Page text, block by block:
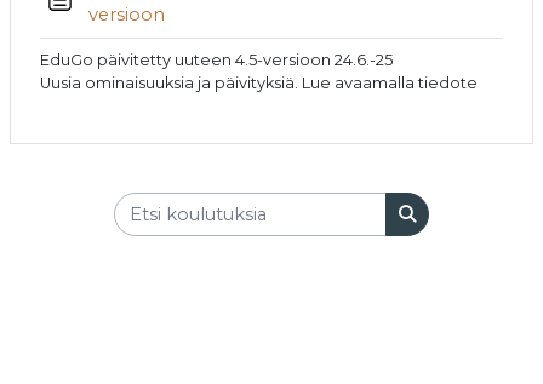
versioon
EduGo päivitetty uuteen 4.5-versioon 24.6.-25
Uusia ominaisuuksia ja päivityksiä. Lue avaamalla tiedote
Etsi koulutuksia
Etsi